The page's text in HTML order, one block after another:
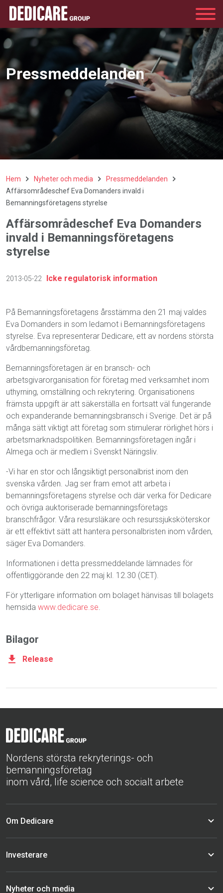
Pressmeddelanden
Hem Nyheter och media
Pressmeddelanden
Affärsområdeschef Eva Domanders invald i
Bemanningsföretagens styrelse
Affärsområdeschef Eva Domanders
invald i Bemanningsföretagens
styrelse
2013-05-22 Icke regulatorisk information
På Bemanningsföretagens årsstämma den 21 maj valdes
Eva Domanders in som ledamot i Bemanningsföretagens
styrelse. Eva representerar Dedicare, ett av nordens största
vårdbemanningsföretag.
Bemanningsföretagen är en bransch- och
arbetsgivarorganisation för företag med verksamhet inom
uthyrning, omställning och rekrytering. Organisationens
främsta uppgift är att säkerställa en fortsatt väl fungerande
och expanderande bemanningsbransch i Sverige. Det är på
många sätt viktigt att företag som stimulerar rörlighet hörs i
arbetsmarknadspolitiken. Bemanningsföretagen ingår i
Almega och är medlem i Svenskt Näringsliv.
-Vi har en stor och långsiktigt personalbrist inom den
svenska vården. Jag ser fram emot att arbeta i
bemanningsföretagens styrelse och där verka för Dedicare
och övriga auktoriserade bemanningsföretags
branschfrågor. Våra resursläkare och resurssjuksköterskor
är ett effektivt sätt att hantera personalbristen inom vården,
säger Eva Domanders.
Informationen i detta pressmeddelande lämnades för
offentliggörande den 22 maj kl. 12.30 (CET).
För ytterligare information om bolaget hänvisas till bolagets
hemsida www.dedicare.se.
Bilagor
Release
Nordens största rekryterings- och
bemanningsföretag
inom vård, life science och socialt arbete
Om Dedicare
Investerare
Nyheter och media